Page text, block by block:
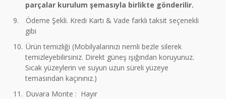
parçalar kurulum şemasıyla birlikte gönderilir.
9.
Ödeme Şekli. Kredi Kartı & Vade farklı taksit seçenekli
gibi
10. Ürün temizliği (Mobilyalarınızı nemli bezle silerek
temizleyebilirsiniz. Direkt güneş ışığından koruyunuz.
Sıcak yüzeylerin ve suyun uzun süreli yüzeye
temasından kaçınınız.)
11. Duvara Monte : Hayır